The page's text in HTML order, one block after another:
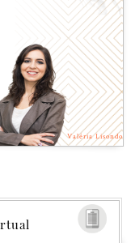
Valéria Lisondo